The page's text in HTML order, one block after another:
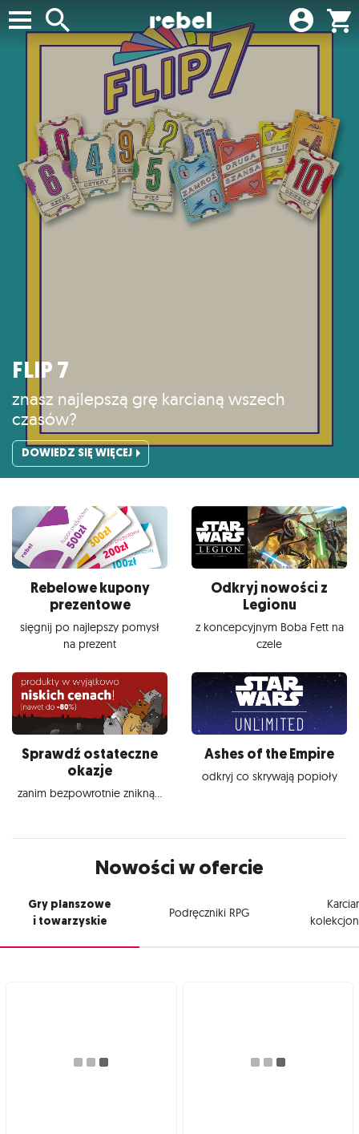
FLIP 7
znasz najlepszą grę karcianą wszech
czasów?
DOWIEDZ SIĘ WIĘCEJ
Rebelowe kupony
prezentowe
sięgnij po najlepszy pomysł
na prezent
Odkryj nowości z
Legionu
z koncepcyjnym Boba Fett na
czele
Sprawdź ostateczne
okazje
zanim bezpowrotnie znikną...
Ashes of the Empire
odkryj co skrywają popioły
Nowości w ofercie
Gry planszowe
i towarzyskie
Podręczniki RPG